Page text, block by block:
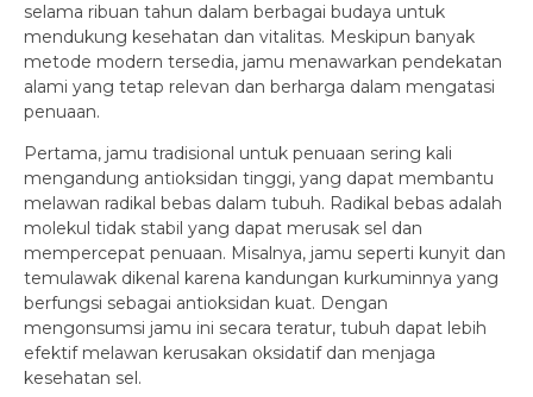
selama ribuan tahun dalam berbagai budaya untuk
mendukung kesehatan dan vitalitas. Meskipun banyak
metode modern tersedia, jamu menawarkan pendekatan
alami yang tetap relevan dan berharga dalam mengatasi
penuaan.
Pertama, jamu tradisional untuk penuaan sering kali
mengandung antioksidan tinggi, yang dapat membantu
melawan radikal bebas dalam tubuh. Radikal bebas adalah
molekul tidak stabil yang dapat merusak sel dan
mempercepat penuaan. Misalnya, jamu seperti kunyit dan
temulawak dikenal karena kandungan kurkuminnya yang
berfungsi sebagai antioksidan kuat. Dengan
mengonsumsi jamu ini secara teratur, tubuh dapat lebih
efektif melawan kerusakan oksidatif dan menjaga
kesehatan sel.